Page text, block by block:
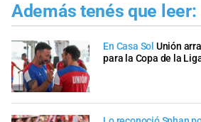
Además tenés que leer:
En Casa Sol Unión
para la Copa de la